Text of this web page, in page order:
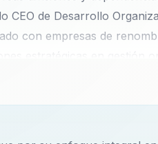
CEO de Desarrollo
con empresas de
optimizar su rendimiento y